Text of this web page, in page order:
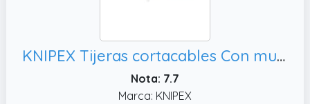
KNIPEX Tijeras cortacables Con muelle de apertura cromado aislados con fundas multicomponentes, 95 26 165
Nota: 7.7
Marca: KNIPEX